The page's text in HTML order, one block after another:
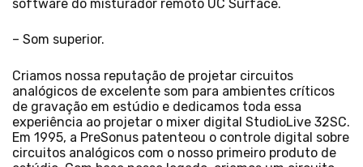
software do misturador remoto UC Surface.
– Som superior.
Criamos nossa reputação de projetar circuitos
analógicos de excelente som para ambientes críticos
de gravação em estúdio e dedicamos toda essa
experiência ao projetar o mixer digital StudioLive 32SC.
Em 1995, a PreSonus patenteou o controle digital sobre
circuitos analógicos com o nosso primeiro produto de